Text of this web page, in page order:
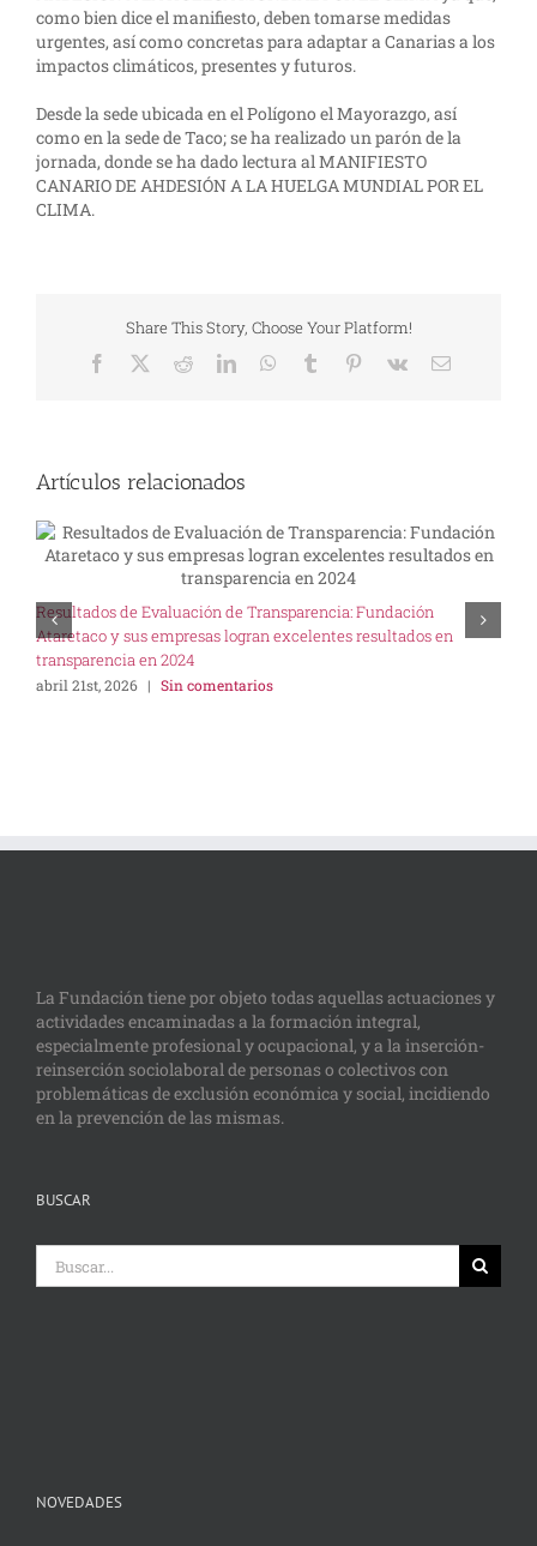
como bien dice el manifiesto, deben tomarse medidas
urgentes, así como concretas para adaptar a Canarias a los
impactos climáticos, presentes y futuros.
Desde la sede ubicada en el Polígono el Mayorazgo, así
como en la sede de Taco; se ha realizado un parón de la
jornada, donde se ha dado lectura al MANIFIESTO
CANARIO DE AHDESIÓN A LA HUELGA MUNDIAL POR EL
CLIMA.
Share This Story, Choose Your Platform!
Facebook RedditLinkedInWhatsApp
Tumblr Pinterest
Vk
Correo
Artículos relacionados
Resultados de Evaluación de Transparencia: Fundación
Ataretaco y sus empresas logran excelentes resultados en
transparencia en 2024
abril 21st, 2026 | Sin comentarios
La Fundación tiene por objeto todas aquellas actuaciones y
actividades encaminadas a la formación integral,
especialmente profesional y ocupacional, y a la inserción-
reinserción sociolaboral de personas o colectivos con
problemáticas de exclusión económica y social, incidiendo
en la prevención de las mismas.
BUSCAR
NOVEDADES